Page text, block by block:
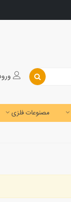
مصنوعات فلزی